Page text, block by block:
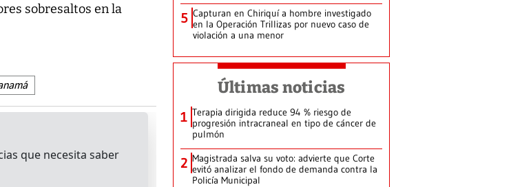
sobresaltos en la
5 Capturan en Chiriquí a hombre investigado
en la Operación Trillizas por nuevo caso de
violación a una menor
Últimas noticias
1 Terapia dirigida reduce 94 % riesgo de
progresión intracraneal en tipo de cáncer de
pulmón
2 Magistrada salva su voto: advierte que Corte
evitó analizar el fondo de demanda contra la
Policía Municipal